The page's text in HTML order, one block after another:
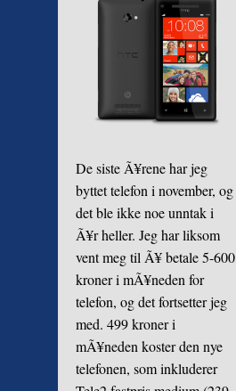
De siste Ã¥rene har jeg
byttet telefon i november, og
det ble ikke noe unntak i
Ã¥r heller. Jeg har liksom
vent meg til Ã¥ betale 5-600
kroner i mÃ¥neden for
telefon, og det fortsetter jeg
med. 499 kroner i
mÃ¥neden koster den nye
telefonen, som inkluderer